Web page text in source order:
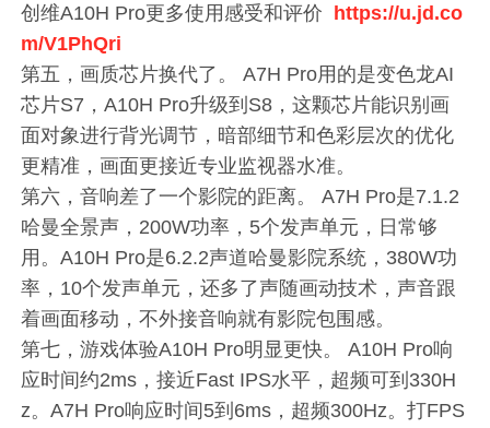
创维A10H Pro更多使用感受和评价 https://u.jd.co
m/V1PhQri
第五，画质芯片换代了。 A7H Pro用的是变色龙AI
芯片S7，A10H Pro升级到S8，这颗芯片能识别画
面对象进行背光调节，暗部细节和色彩层次的优化
更精准，画面更接近专业监视器水准。
第六，音响差了一个影院的距离。 A7H Pro是7.1.2
哈曼全景声，200W功率，5个发声单元，日常够
用。A10H Pro是6.2.2声道哈曼影院系统，380W功
率，10个发声单元，还多了声随画动技术，声音跟
着画面移动，不外接音响就有影院包围感。
第七，游戏体验A10H Pro明显更快。 A10H Pro响
应时间约2ms，接近Fast IPS水平，超频可到330H
z。A7H Pro响应时间5到6ms，超频300Hz。打FPS